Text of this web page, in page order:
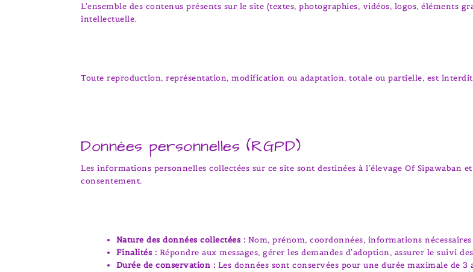
L’ensemble des contenus présents sur le site (textes, photographies, vidéos, logos, éléments
intellectuelle.
Toute reproduction, représentation, modification ou adaptation, totale ou partielle, est
Données personnelles (RGPD)
Les informations personnelles collectées sur ce site sont destinées à l’élevage Of Sipawaban
consentement.
Nature des données collectées : Nom, prénom, coordonnées, informations
Finalités : Répondre aux messages, gérer les demandes d’adoption, assurer le suivi
Durée de conservation : Les données sont conservées pour une durée maximale de